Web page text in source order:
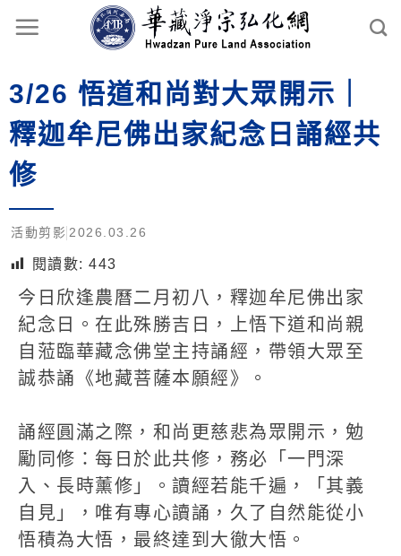
3/26 悟道和尚對大眾開示｜
釋迦牟尼佛出家紀念日誦經共
修
活動剪影 2026.03.26
閱讀數: 443
今日欣逢農曆二月初八，釋迦牟尼佛出家
紀念日。在此殊勝吉日，上悟下道和尚親
自蒞臨華藏念佛堂主持誦經，帶領大眾至
誠恭誦《地藏菩薩本願經》。
誦經圓滿之際，和尚更慈悲為眾開示，勉
勵同修：每日於此共修，務必「一門深
入、長時薰修」。讀經若能千遍，「其義
自見」，唯有專心讀誦，久了自然能從小
悟積為大悟，最終達到大徹大悟。